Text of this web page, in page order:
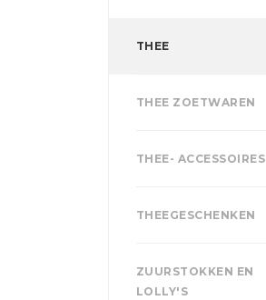
THEE
THEE ZOETWAREN
THEE- ACCESSOIRES
THEEGESCHENKEN
ZUURSTOKKEN EN
LOLLY'S